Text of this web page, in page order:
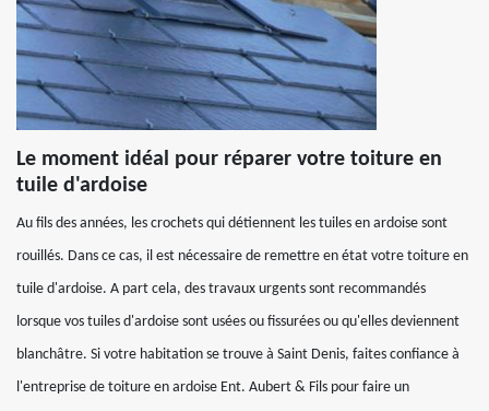
Le moment idéal pour réparer votre toiture en
tuile d'ardoise
Au fils des années, les crochets qui détiennent les tuiles en ardoise sont
rouillés. Dans ce cas, il est nécessaire de remettre en état votre toiture en
tuile d'ardoise. A part cela, des travaux urgents sont recommandés
lorsque vos tuiles d'ardoise sont usées ou fissurées ou qu'elles deviennent
blanchâtre. Si votre habitation se trouve à Saint Denis, faites confiance à
l'entreprise de toiture en ardoise Ent. Aubert & Fils pour faire un